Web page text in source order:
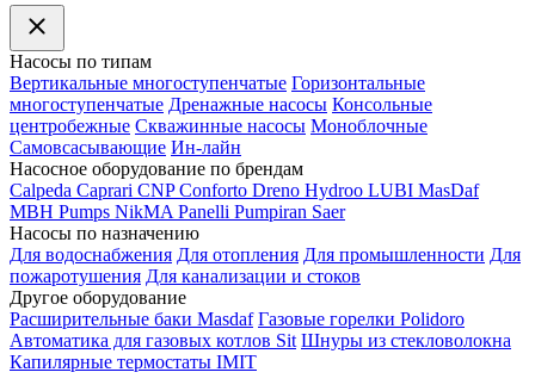
Насосы по типам
Вертикальные многоступенчатые Горизонтальные
многоступенчатые Дренажные насосы Консольные
центробежные Скважинные насосы Моноблочные
Самовсасывающие Ин-лайн
Насосное оборудование по брендам
Calpeda Caprari CNP Conforto Dreno Hydroo LUBI MasDaf
MBH Pumps NikMA Panelli Pumpiran Saer
Насосы по назначению
Для водоснабжения Для отопления Для промышленности Для
пожаротушения Для канализации и стоков
Другое оборудование
Расширительные баки Masdaf Газовые горелки Polidoro
Автоматика для газовых котлов Sit Шнуры из стекловолокна
Капилярные термостаты IMIT